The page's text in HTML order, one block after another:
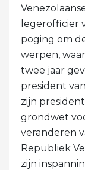
legerofficier
poging om
werpen,
twee jaar
president
zijn
grondwet
veranderen
Republiek
zijn